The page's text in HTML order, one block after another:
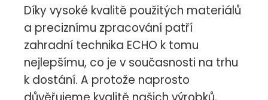
Díky vysoké kvalitě použitých materiálů
a preciznímu zpracování patří
zahradní technika ECHO k tomu
nejlepšímu, co je v současnosti na trhu
k dostání. A protože naprosto